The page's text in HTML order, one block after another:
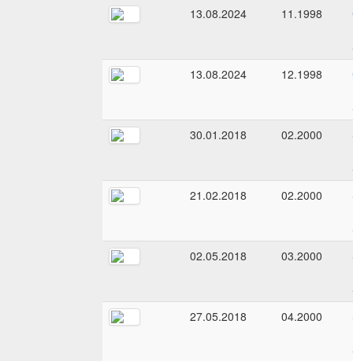
13.08.2024
11.1998
13.08.2024
12.1998
30.01.2018
02.2000
21.02.2018
02.2000
02.05.2018
03.2000
27.05.2018
04.2000